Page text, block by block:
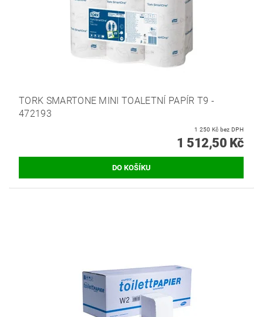
TORK SMARTONE MINI TOALETNÍ PAPÍR T9 -
472193
1 250 Kč bez DPH
1 512,50 Kč